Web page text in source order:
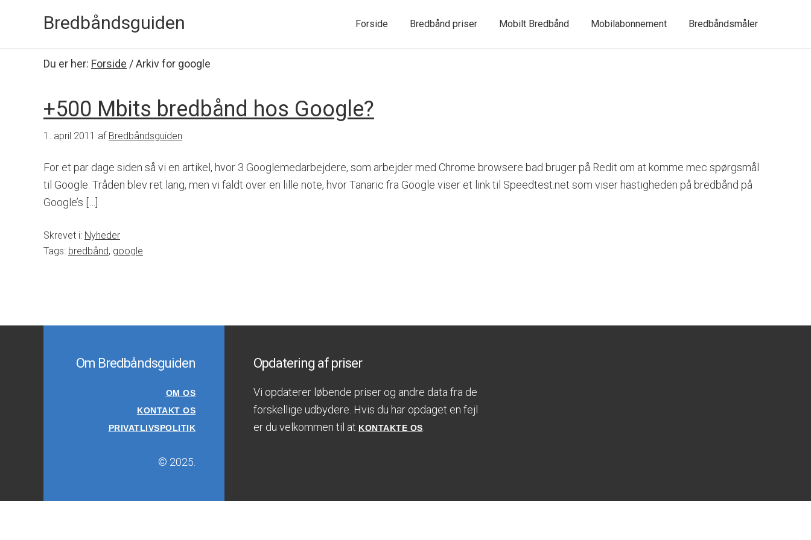
Bredbåndsguiden Forside Bredbånd priser Mobilt Bredbånd Mobilabonnement Bredbåndsmåler
Du er her: Forside /Arkiv for google
+500 Mbits bredbånd hos Google?
1. april 2011 af Bredbåndsguiden
For et par dage siden så vi en artikel, hvor 3 Googlemedarbejdere, som arbejder med Chrome browsere bad bruger på Redit om at komme mec spørgsmål
til Google. Tråden blev ret lang, men vi faldt over en lille note, hvor Tanaric fra Google viser et link til Speedtest.net som viser hastigheden på bredbånd på
Google’s […]
Skrevet i: Nyheder
Tags: bredbånd, google
Om Bredbåndsguiden
OM OS
KONTAKT OS
PRIVATLIVSPOLITIK
© 2025.
Opdatering af priser
Vi opdaterer løbende priser og andre data fra de
forskellige udbydere. Hvis du har opdaget en fejl
er du velkommen til at KONTAKTE OS